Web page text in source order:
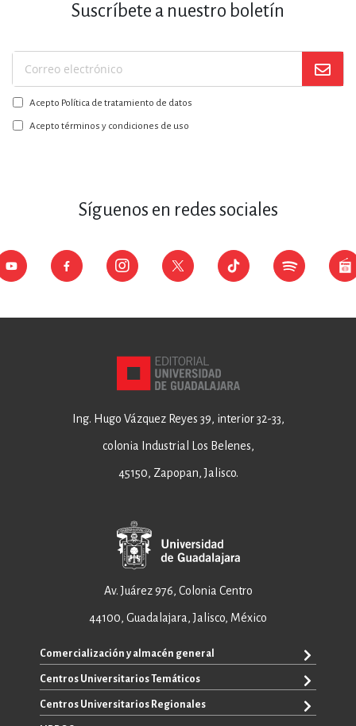
Suscríbete a nuestro boletín
Suscríbase
a
nuestro
boletín:
Acepto Política de tratamiento de datos
Acepto términos y condiciones de uso
Síguenos en redes sociales
Ing. Hugo Vázquez Reyes 39, interior 32-33,
colonia Industrial Los Belenes,
45150, Zapopan, Jalisco.
Av. Juárez 976, Colonia Centro
44100, Guadalajara, Jalisco, México
Comercialización y almacén general
+52 33 3640 6326
+52 33 3640 4595
Centros Universitarios Temáticos
CUAAD
Centros Universitarios Regionales